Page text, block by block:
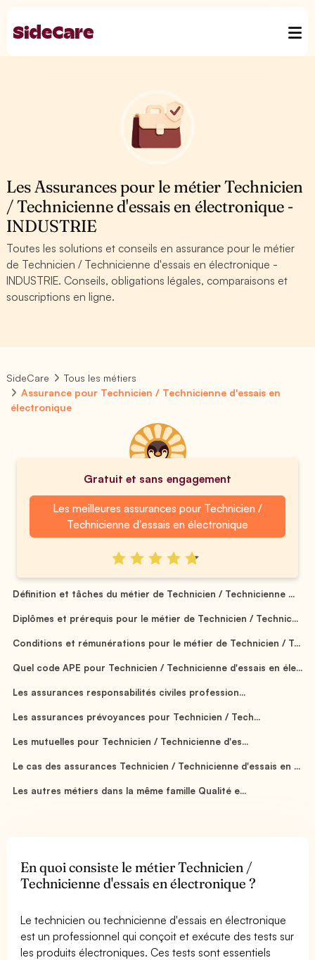
Les Assurances pour le métier Technicien
/ Technicienne d'essais en électronique -
INDUSTRIE
Toutes les solutions et conseils en assurance pour le métier
de Technicien / Technicienne d'essais en électronique -
INDUSTRIE. Conseils, obligations légales, comparaisons et
souscriptions en ligne.
SideCare
Tous les métiers
Assurance pour Technicien / Technicienne d'essais en
électronique
Gratuit et sans engagement
Les meilleures assurances pour Technicien /
Technicienne d'essais en électronique
Définition et tâches du métier de Technicien / Technicienne ...
Diplômes et prérequis pour le métier de Technicien / Technic...
Conditions et rémunérations pour le métier de Technicien / T...
Quel code APE pour Technicien / Technicienne d'essais en éle...
Les assurances responsabilités civiles profession...
Les assurances prévoyances pour Technicien / Tech...
Les mutuelles pour Technicien / Technicienne d'es...
Le cas des assurances Technicien / Technicienne d'essais en ...
Les autres métiers dans la même famille Qualité e...
En quoi consiste le métier Technicien /
Technicienne d'essais en électronique ?
Le technicien ou technicienne d'essais en électronique
est un professionnel qui conçoit et exécute des tests sur
les produits électroniques. Ces tests sont essentiels